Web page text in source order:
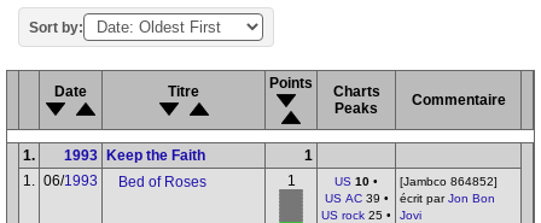
Sort by:
Date Titre Points
Charts
Peaks
Commentaire
1. 1993 Keep the Faith
1
1. 06/1993 Bed of Roses 1 US 10 •
US AC39 •
US rock 25 •
[Jambco 864852]
écrit parJon Bon
Jovi